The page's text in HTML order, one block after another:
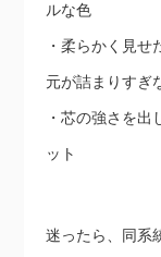
ルな色
・柔らかく見
元が詰まりすぎ
・芯の強さを
ット
迷ったら、同系